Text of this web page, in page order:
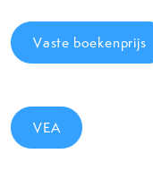
Vaste boekenprijs
VEA